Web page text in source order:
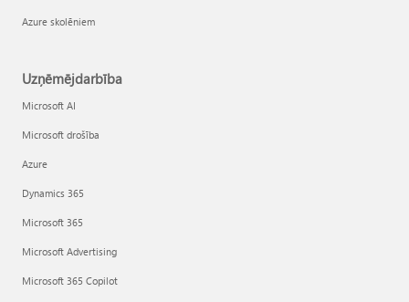
Azure skolēniem
Uzņēmējdarbība
Microsoft AI
Microsoft drošība
Azure
Dynamics 365
Microsoft 365
Microsoft Advertising
Microsoft 365 Copilot